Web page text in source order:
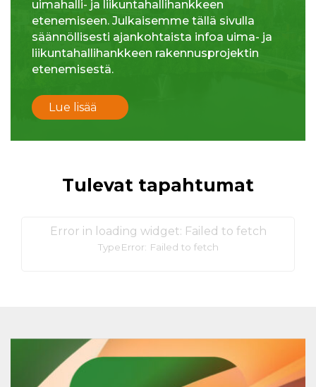
uimahalli- ja liikuntahallihankkeen
etenemiseen. Julkaisemme tällä sivulla
säännöllisesti ajankohtaista infoa uima- ja
liikuntahallihankkeen rakennusprojektin
etenemisestä.
Lue lisää
Tulevat tapahtumat
Error in loading widget: Failed to fetch
TypeError: Failed to fetch